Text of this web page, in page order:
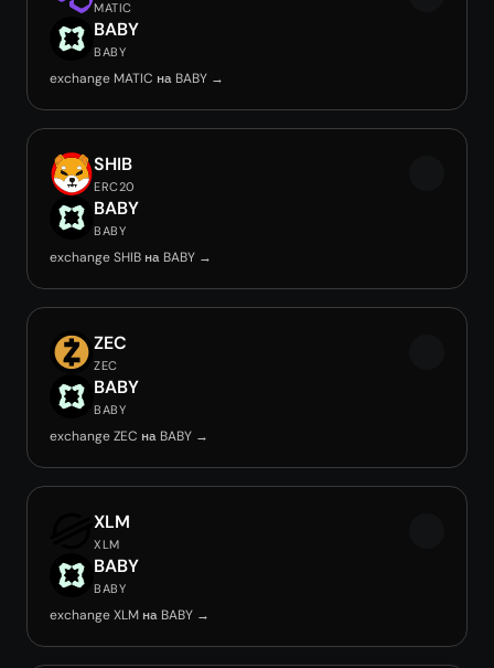
MATIC
BABY
BABY
exchange MATIC на BABY →
SHIB
ERC20
BABY
BABY
exchange SHIB на BABY →
ZEC
ZEC
BABY
BABY
exchange ZEC на BABY →
XLM
XLM
BABY
BABY
exchange XLM на BABY →